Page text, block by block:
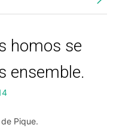
homos se
ensemble.
Pique.